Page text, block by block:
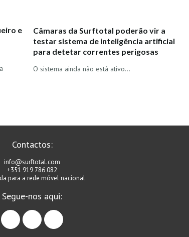
e
Câmaras da Surftotal poderão vir a
testar sistema de inteligência artificial
para detetar correntes perigosas
O sistema ainda não está ativo...
Contactos:
info@surftotal.com
+351 919 786 082
para a rede móvel nacional
Segue-nos aqui:
facebookinstagramlinkedin